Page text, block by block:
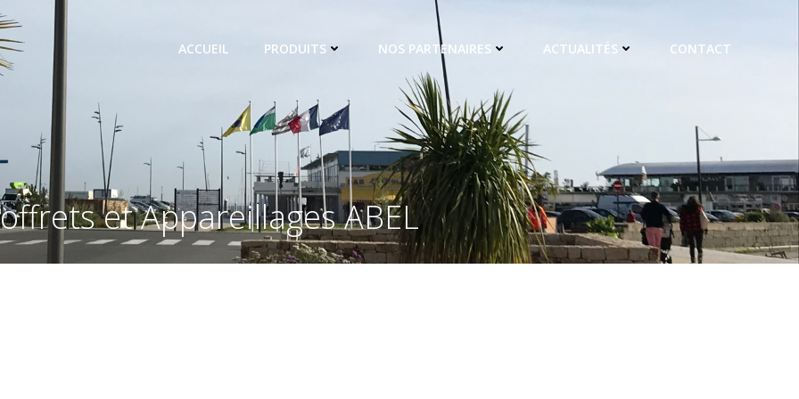
ACCUEIL PRODUITS NOS PARTENAIRES ACTUALITÉS CONTACT
et Appareillages ABEL